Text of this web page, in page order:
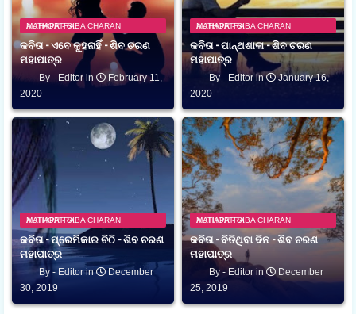
AUTHOR - SIBA CHARAN MAHAPATRA
କବିତା - ଏବେ କୁହନାହିଁ - ଶିବ ଚରଣ
ମହାପାତ୍ର
Editor
February 11,
2020
AUTHOR - SIBA CHARAN MAHAPATRA
କବିତା - ପାନ୍ଥଶାଳା - ଶିବ ଚରଣ
ମହାପାତ୍ର
Editor
January 16,
2020
AUTHOR - SIBA CHARAN MAHAPATRA
କବିତା - ପ୍ରେମିକାର ଚିଠି - ଶିବ ଚରଣ
ମହାପାତ୍ର
Editor
December
30, 2019
AUTHOR - SIBA CHARAN MAHAPATRA
କବିତା - ବିତିଥିବା ଦିନ - ଶିବ ଚରଣ
ମହାପାତ୍ର
Editor
December
25, 2019